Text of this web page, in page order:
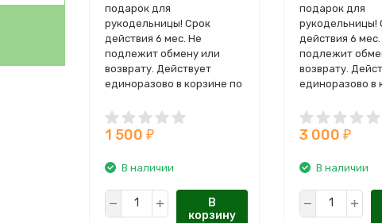
подарок для
рукодельницы! Срок
действия 6 мес. Не
подлежит обмену или
возврату. Действует
единоразово в корзине по
отправленному на email
1 500 ₽
В наличии
В
корзину
подарок для
рукодельницы!
действия 6
подлежит
возврату.
единоразово в
отправленному
3 000 ₽
В наличии